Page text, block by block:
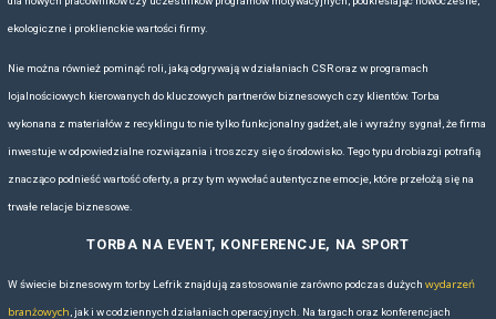
W erze rosnącej popularności transportu rowerowego, coraz więcej
sprawdzą się w warunkach miejskiej mobilności. Lefrik odpowiada
profesjonalizmem.Plecaki na rowersą wodoodporne, wytrzymałe,
sportową, co czyni je doskonałym wyborem dla aktywnych